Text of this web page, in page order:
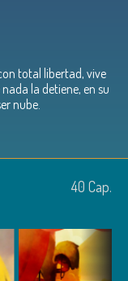
total libertad, vive
la detiene, en su
nube.
40 Cap.